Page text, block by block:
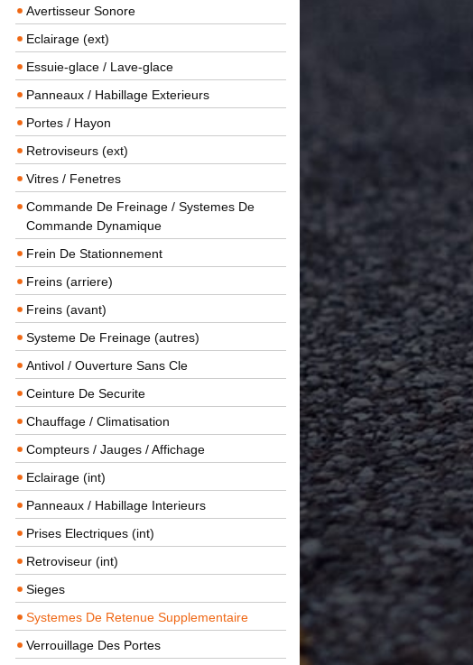
Avertisseur Sonore
Eclairage (ext)
Essuie-glace / Lave-glace
Panneaux / Habillage Exterieurs
Portes / Hayon
Retroviseurs (ext)
Vitres / Fenetres
Commande De Freinage / Systemes De
Commande Dynamique
Frein De Stationnement
Freins (arriere)
Freins (avant)
Systeme De Freinage (autres)
Antivol / Ouverture Sans Cle
Ceinture De Securite
Chauffage / Climatisation
Compteurs / Jauges / Affichage
Eclairage (int)
Panneaux / Habillage Interieurs
Prises Electriques (int)
Retroviseur (int)
Sieges
Systemes De Retenue Supplementaire
Verrouillage Des Portes